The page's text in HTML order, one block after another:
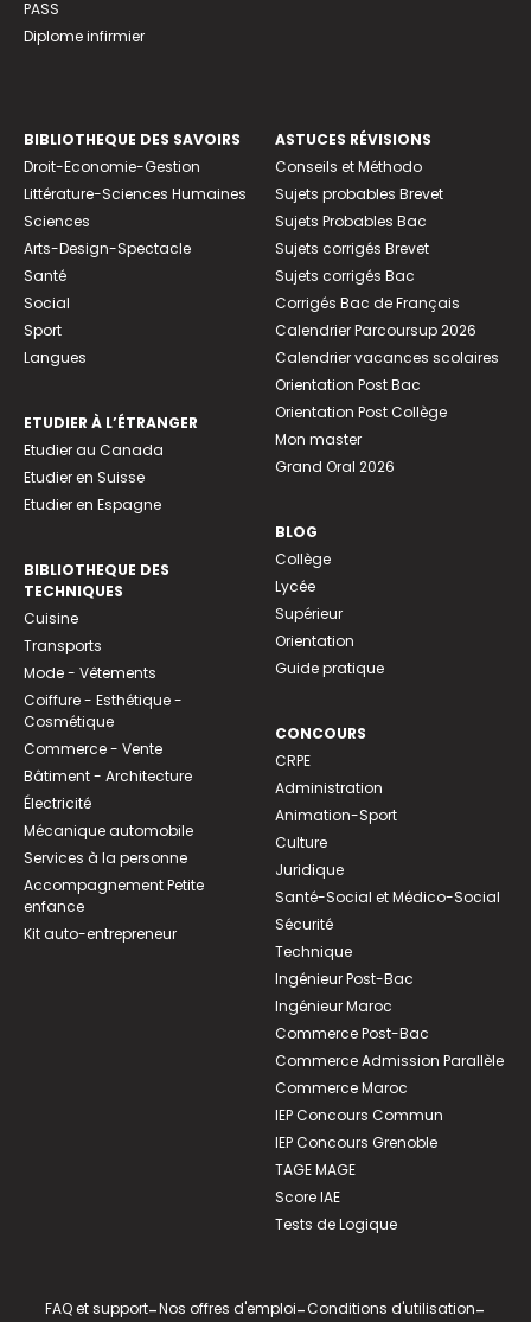
PASS
Diplome infirmier
BIBLIOTHEQUE DES SAVOIRS
Droit-Economie-Gestion
Littérature-Sciences Humaines
Sciences
Arts-Design-Spectacle
Santé
Social
Sport
Langues
ETUDIER À L’ÉTRANGER
Etudier au Canada
Etudier en Suisse
Etudier en Espagne
BIBLIOTHEQUE DES
TECHNIQUES
Cuisine
Transports
Mode - Vêtements
Coiffure - Esthétique -
Cosmétique
Commerce - Vente
Bâtiment - Architecture
Électricité
Mécanique automobile
Services à la personne
Accompagnement Petite
enfance
Kit auto-entrepreneur
ASTUCES RÉVISIONS
Conseils et Méthodo
Sujets probables Brevet
Sujets Probables Bac
Sujets corrigés Brevet
Sujets corrigés Bac
Corrigés Bac de Français
Calendrier Parcoursup 2026
Calendrier vacances scolaires
Orientation Post Bac
Orientation Post Collège
Mon master
Grand Oral 2026
BLOG
Collège
Lycée
Supérieur
Orientation
Guide pratique
CONCOURS
CRPE
Administration
Animation-Sport
Culture
Juridique
Santé-Social et Médico-Social
Sécurité
Technique
Ingénieur Post-Bac
Ingénieur Maroc
Commerce Post-Bac
Commerce Admission Parallèle
Commerce Maroc
IEP Concours Commun
IEP Concours Grenoble
TAGE MAGE
Score IAE
Tests de Logique
FAQ et support-Nos offres d'emploi-Conditions d'utilisation-